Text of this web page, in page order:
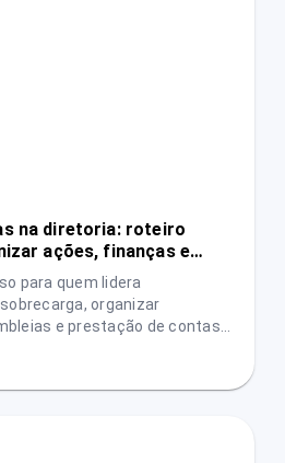
na diretoria: roteiro
ações, finanças e
para quem lidera
organizar
e prestação de contas
das pessoas associadas.